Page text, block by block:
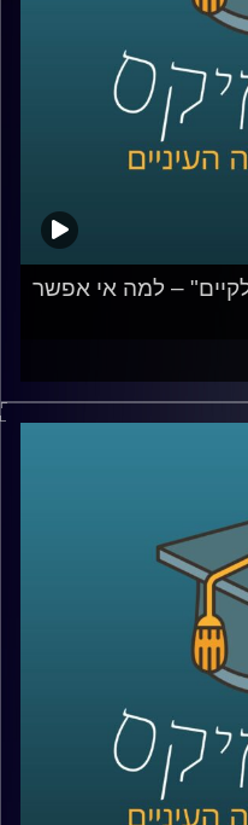
– למה אי אפשר
נועדו כדי להיות
מרצה בכיר בבית הספר
המחיר של שקרים
בנט לפיד –